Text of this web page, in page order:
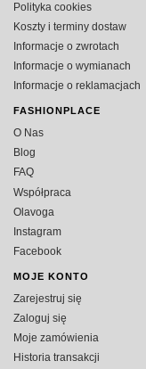
Polityka cookies
Koszty i terminy dostaw
Informacje o zwrotach
Informacje o wymianach
Informacje o reklamacjach
FASHIONPLACE
O Nas
Blog
FAQ
Współpraca
Olavoga
Instagram
Facebook
MOJE KONTO
Zarejestruj się
Zaloguj się
Moje zamówienia
Historia transakcji